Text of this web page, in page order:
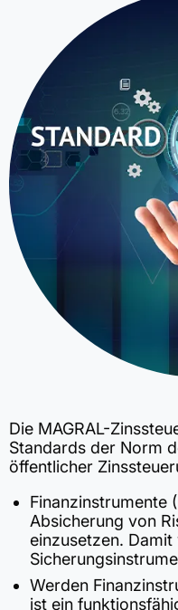
Die MAGRAL-
Standards der Norm
öffentlicher
Finanzinstrumente
Absicherung von
einzusetzen.
Werden
ist ein